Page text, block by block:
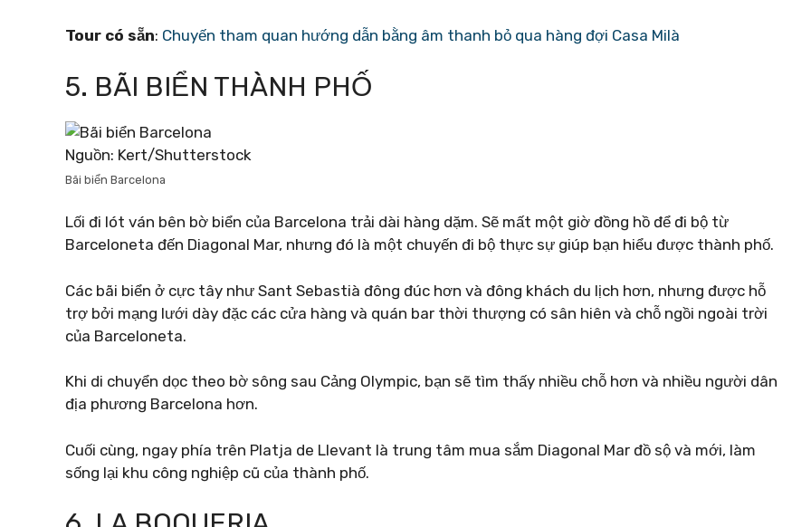
Tour có sẵn: Chuyến tham quan hướng dẫn bằng âm thanh bỏ qua hàng đợi Casa Milà
5. BÃI BIỂN THÀNH PHỐ
Nguồn: Kert/Shutterstock
Bãi biển Barcelona
Lối đi lót ván bên bờ biển của Barcelona trải dài hàng dặm. Sẽ mất một giờ đồng hồ để đi bộ từ
Barceloneta đến Diagonal Mar, nhưng đó là một chuyến đi bộ thực sự giúp bạn hiểu được thành phố.
Các bãi biển ở cực tây như Sant Sebastià đông đúc hơn và đông khách du lịch hơn, nhưng được hỗ
trợ bởi mạng lưới dày đặc các cửa hàng và quán bar thời thượng có sân hiên và chỗ ngồi ngoài trời
của Barceloneta.
Khi di chuyển dọc theo bờ sông sau Cảng Olympic, bạn sẽ tìm thấy nhiều chỗ hơn và nhiều người dân
địa phương Barcelona hơn.
Cuối cùng, ngay phía trên Platja de Llevant là trung tâm mua sắm Diagonal Mar đồ sộ và mới, làm
sống lại khu công nghiệp cũ của thành phố.